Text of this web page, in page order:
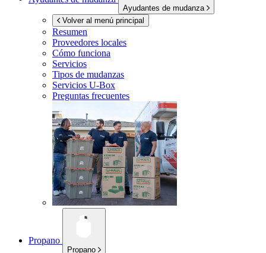
Ayudantes de mudanza
Volver al menú principal
Resumen
Proveedores locales
Cómo funciona
Servicios
Tipos de mudanzas
Servicios U-Box
Preguntas frecuentes
Propano
Propano